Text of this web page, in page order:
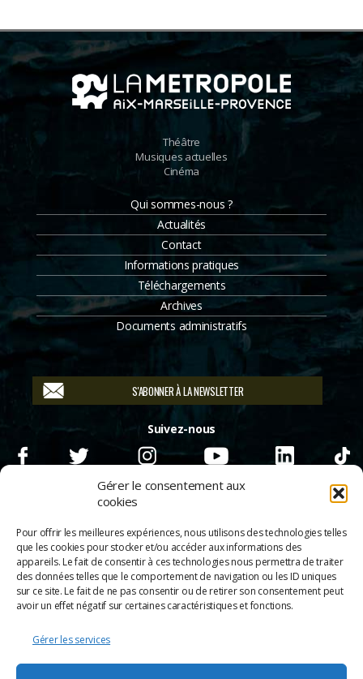
Gérer le consentement aux
cookies
Pour offrir les meilleures expériences, nous utilisons des technologies telles
que les cookies pour stocker et/ou accéder aux informations des
appareils. Le fait de consentir à ces technologies nous permettra de traiter
des données telles que le comportement de navigation ou les ID uniques
sur ce site. Le fait de ne pas consentir ou de retirer son consentement peut
avoir un effet négatif sur certaines caractéristiques et fonctions.
Gérer les services
Théâtre
Musiques actuelles
Cinéma
Qui sommes-nous ?
Actualités
Contact
Informations pratiques
Téléchargements
Archives
Documents administratifs
S'ABONNER À LA NEWSLETTER
Suivez-nous